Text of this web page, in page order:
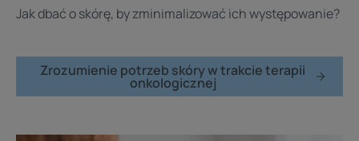
Jak dbać o skórę, by zminimalizować ich występowanie?
Zrozumienie potrzeb skóry w trakcie terapii
onkologicznej